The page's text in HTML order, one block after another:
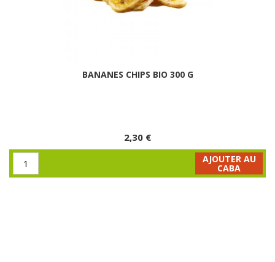
BANANES CHIPS BIO 300 G
2,30 €
AJOUTER AU
CABA